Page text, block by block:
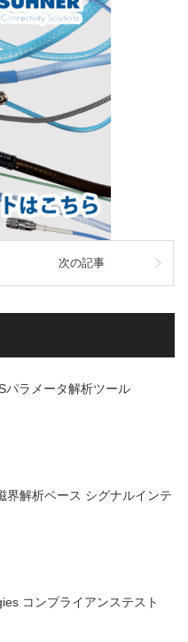
次の記事
パラメータ解析ツール
界解析ベース シグナルインテ
コンプライアンステスト